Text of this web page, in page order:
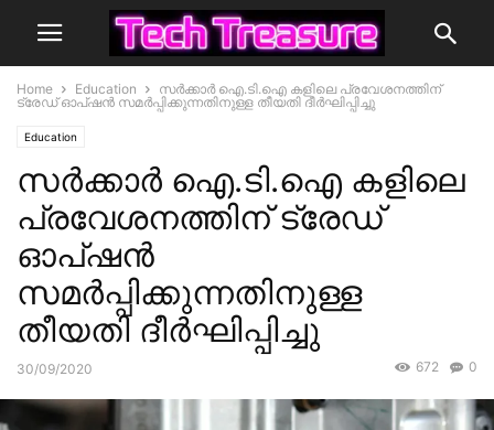
Home Education
സര്‍ക്കാര്‍ ഐ.ടി.ഐ കളിലെ പ്രവേശനത്തിന്
ട്രേഡ് ഓപ്ഷൻ സമര്‍പ്പിക്കുന്നതിനുള്ള തീയതി ദീര്‍ഘിപ്പിച്ചു
Education
സര്‍ക്കാര്‍ ഐ.ടി.ഐ കളിലെ
പ്രവേശനത്തിന് ട്രേഡ്
ഓപ്ഷൻ
സമര്‍പ്പിക്കുന്നതിനുള്ള
തീയതി ദീര്‍ഘിപ്പിച്ചു
30/09/2020 0
672